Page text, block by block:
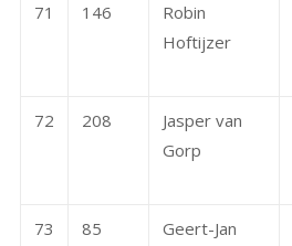
71 146
Robin
Hoftijzer
72 208
Jasper van
Gorp
73 85
Geert-Jan